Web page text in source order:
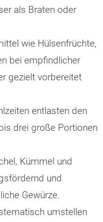
als Braten oder
wie Hülsenfrüchte,
bei empfindlicher
gezielt vorbereitet
entlasten den
drei große Portionen
Kümmel und
und
Gewürze.
umstellen